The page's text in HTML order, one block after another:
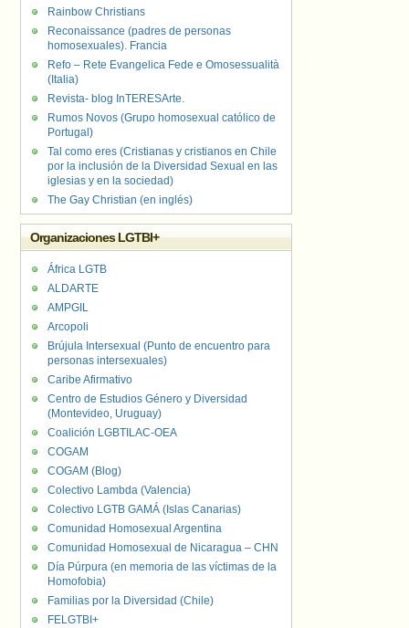
Rainbow Christians
Reconaissance (padres de personas
homosexuales). Francia
Refo – Rete Evangelica Fede e Omosessualità
(Italia)
Revista- blog InTERESArte.
Rumos Novos (Grupo homosexual católico de
Portugal)
Tal como eres (Cristianas y cristianos en Chile
por la inclusión de la Diversidad Sexual en las
iglesias y en la sociedad)
The Gay Christian (en inglés)
Organizaciones LGTBI+
África LGTB
ALDARTE
AMPGIL
Arcopoli
Brújula Intersexual (Punto de encuentro para
personas intersexuales)
Caribe Afirmativo
Centro de Estudios Género y Diversidad
(Montevideo, Uruguay)
Coalición LGBTILAC-OEA
COGAM
COGAM (Blog)
Colectivo Lambda (Valencia)
Colectivo LGTB GAMÁ (Islas Canarias)
Comunidad Homosexual Argentina
Comunidad Homosexual de Nicaragua – CHN
Día Púrpura (en memoria de las víctimas de la
Homofobia)
Familias por la Diversidad (Chile)
FELGTBI+